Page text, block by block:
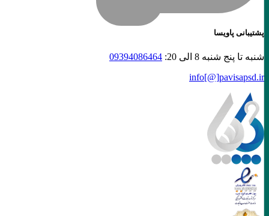
پشتیبانی پاویسا
شنبه تا پنج شنبه 8 الی 20:
09394086464
info[@]pavisapsd.ir